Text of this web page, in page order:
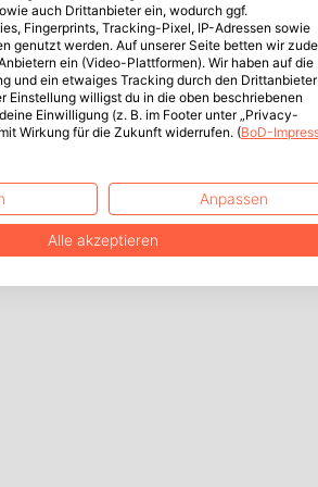
auch Drittanbieter ein, wodurch ggf.
Fingerprints, Tracking-Pixel, IP-Adressen sowie
genutzt werden. Auf unserer Seite betten wir
ein (Video-Plattformen). Wir haben auf die
und ein etwaiges Tracking durch den Drittanbieter
Einstellung willigst du in die oben beschriebenen
Einwilligung (z. B. im Footer unter „Privacy-
Wirkung für die Zukunft widerrufen. (BoD-
Anpassen
Alle akzeptieren